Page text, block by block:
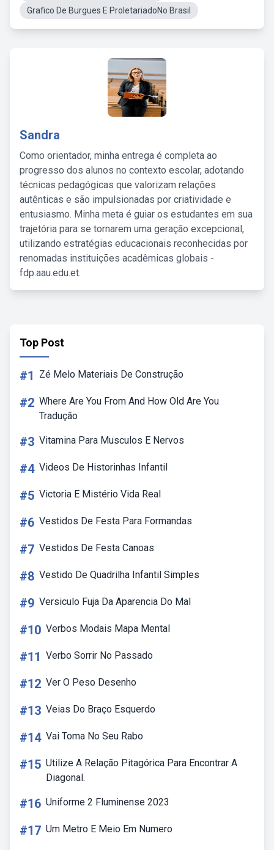
Grafico De Burgues E ProletariadoNo Brasil
Sandra
Como orientador, minha entrega é completa ao
progresso dos alunos no contexto escolar, adotando
técnicas pedagógicas que valorizam relações
autênticas e são impulsionadas por criatividade e
entusiasmo. Minha meta é guiar os estudantes em sua
trajetória para se tornarem uma geração excepcional,
utilizando estratégias educacionais reconhecidas por
renomadas instituições acadêmicas globais -
fdp.aau.edu.et.
Top Post
#1 Zé Melo Materiais De Construção
#2 Where Are You From And How Old Are You
Tradução
#3 Vitamina Para Musculos E Nervos
#4 Videos De Historinhas Infantil
#5 Victoria E Mistério Vida Real
#6 Vestidos De Festa Para Formandas
#7 Vestidos De Festa Canoas
#8 Vestido De Quadrilha Infantil Simples
#9 Versiculo Fuja Da Aparencia Do Mal
#10 Verbos Modais Mapa Mental
#11 Verbo Sorrir No Passado
#12 Ver O Peso Desenho
#13 Veias Do Braço Esquerdo
#14 Vai Toma No Seu Rabo
#15 Utilize A Relação Pitagórica Para Encontrar A
Diagonal.
#16 Uniforme 2 Fluminense 2023
#17 Um Metro E Meio Em Numero